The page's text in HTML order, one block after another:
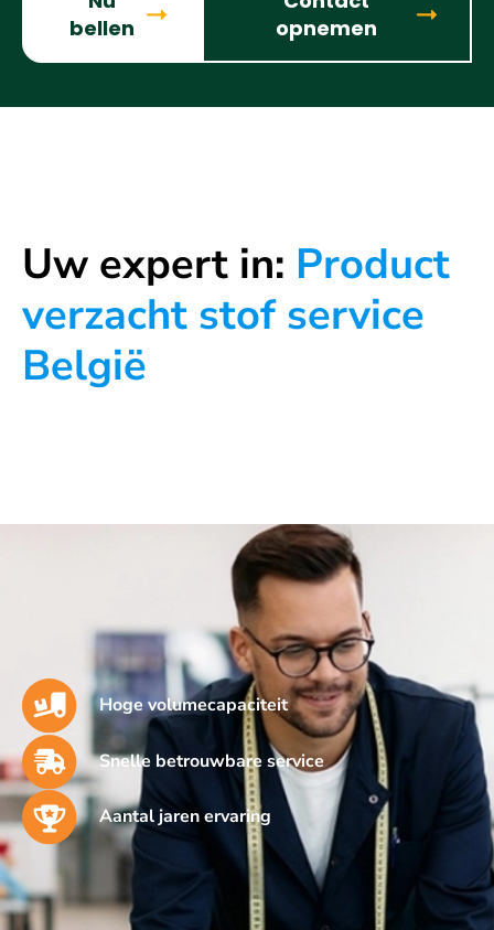
bellen
opnemen
Uw expert in: Product
verzacht stof service
België
Hoge volumecapaciteit
Snelle betrouwbare service
Aantal jaren ervaring